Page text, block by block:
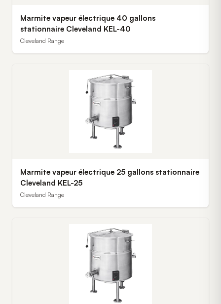
Marmite vapeur électrique 40 gallons
stationnaire Cleveland KEL-40
Cleveland Range
Marmite vapeur électrique 25 gallons stationnaire
Cleveland KEL-25
Cleveland Range